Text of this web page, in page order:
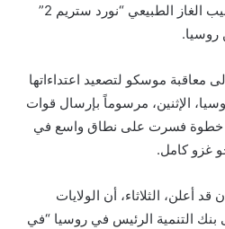
سيوقف التصديق على خط أنابيب الغاز الطبيعي “نورد ستريم 2”
روسيا.
معاقبة موسكو لتصعيد اعتداءاتها
الإثنين، مرسوماً بإرسال قوات
خطوة فسرت على نطاق واسع في
غزو كامل.
أعلن، الثلاثاء، أن الولايات
التنمية الرئيس في روسيا “في